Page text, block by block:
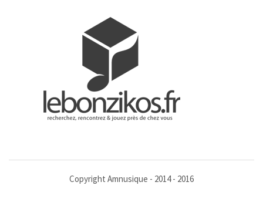
Copyright Amnusique - 2014 - 2016